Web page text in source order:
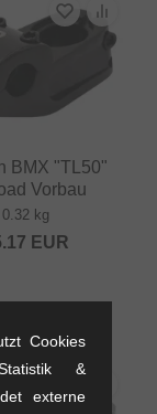
BMX "TL50"
Vorbau
0.32 kg
EUR
Cookies
&
externe